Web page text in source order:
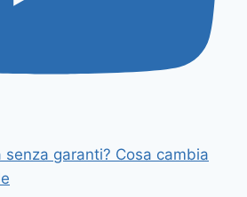
senza garanti? Cosa cambia